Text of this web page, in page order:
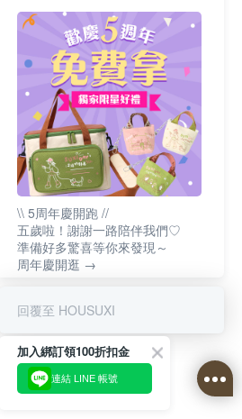
\\ 5周年慶開跑 //
五歲啦！謝謝一路陪伴我們♡
準備好多驚喜等你來發現～
周年慶開逛 →
回覆至 HOUSUXI
加入綁訂領100折扣金
連結 LINE 帳號